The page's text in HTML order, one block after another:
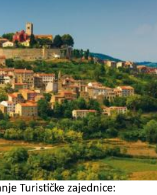
Turističke zajednice: